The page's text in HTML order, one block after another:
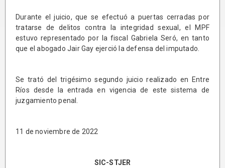
Durante el juicio, que se efectuó a puertas cerradas por
tratarse de delitos contra la integridad sexual, el MPF
estuvo representado por la fiscal Gabriela Seró, en tanto
que el abogado Jair Gay ejerció la defensa del imputado.
Se trató del trigésimo segundo juicio realizado en Entre
Ríos desde la entrada en vigencia de este sistema de
juzgamiento penal.
11 de noviembre de 2022
SIC-STJER